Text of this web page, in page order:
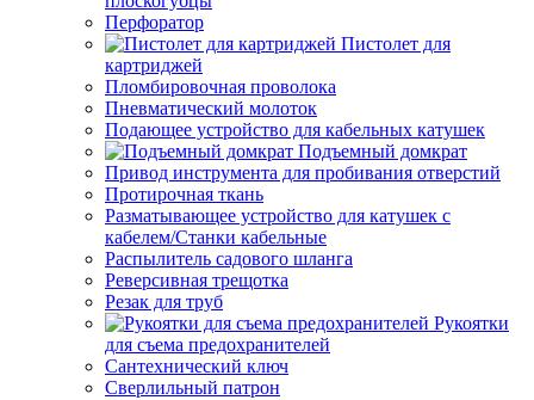
Перфоратор
Пистолет для
картриджей
Пломбировочная проволока
Пневматический молоток
Подающее устройство для кабельных катушек
Подъемный домкрат
Привод инструмента для пробивания отверстий
Протирочная ткань
Разматывающее устройство для катушек с
кабелем/Станки кабельные
Распылитель садового шланга
Реверсивная трещотка
Резак для труб
Рукоятки
для съема предохранителей
Сантехнический ключ
Сверлильный патрон